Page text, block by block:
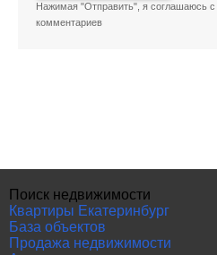
Нажимая "Отправить", я соглашаюсь с
комментариев
Поиск недвижимости
Квартиры Екатеринбург
База объектов
Продажа недвижимости